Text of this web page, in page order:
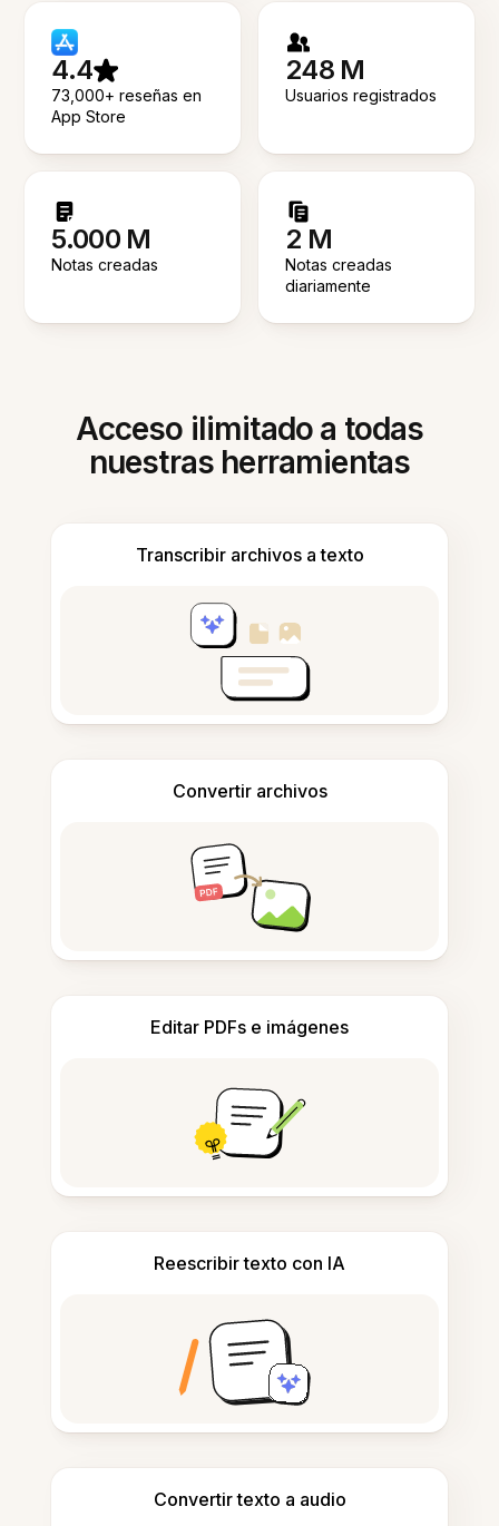
4.4
73,000+ reseñas en
App Store
248 M
Usuarios registrados
5.000 M
Notas creadas
2 M
Notas creadas
diariamente
Acceso ilimitado a todas
nuestras herramientas
Transcribir archivos a texto
Convertir archivos
Editar PDFs e imágenes
Reescribir texto con IA
Convertir texto a audio